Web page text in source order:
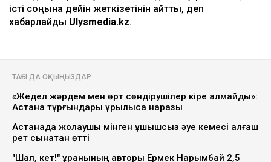
Видеодан алынған кадр
Қаза тапқан фельдшер Ұлдана Мырзуанның күйеуі
Әділет Зейнел марқұм әйелінің анасы қылмыстық іс
бойынша жәбірленуші мәртебесінен бас тартуды
талап еткеніне қатысты алғаш рет пікір білдірді.
Қоғамда қызу талқыланған жағдайға қарамастан, ол